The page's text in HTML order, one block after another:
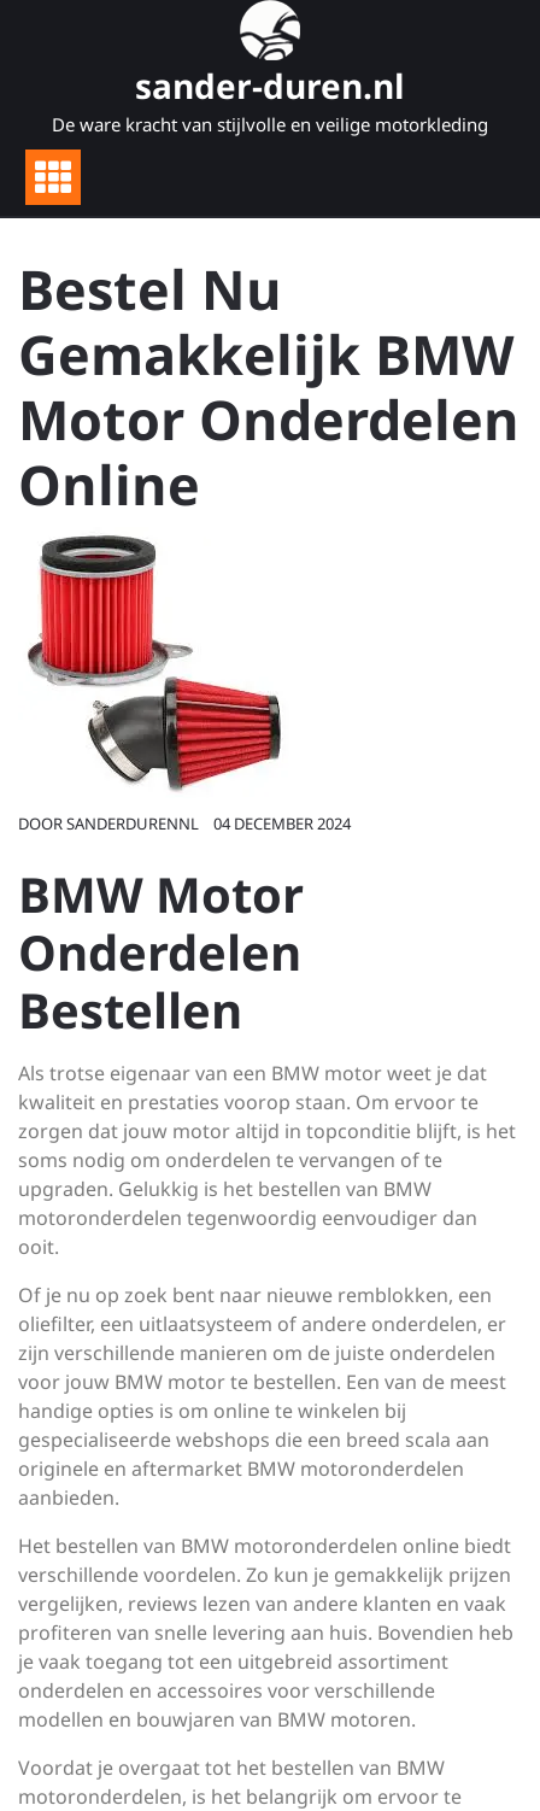
sander-duren.nl
De ware kracht van stijlvolle en veilige motorkleding
Bestel Nu
Gemakkelijk BMW
Motor Onderdelen
Online
DOORSANDERDURENNL 04 DECEMBER 2024
BMW Motor
Onderdelen
Bestellen
Als trotse eigenaar van een BMW motor weet je dat
kwaliteit en prestaties voorop staan. Om ervoor te
zorgen dat jouw motor altijd in topconditie blijft, is het
soms nodig om onderdelen te vervangen of te
upgraden. Gelukkig is het bestellen van BMW
motoronderdelen tegenwoordig eenvoudiger dan
ooit.
Of je nu op zoek bent naar nieuwe remblokken, een
oliefilter, een uitlaatsysteem of andere onderdelen, er
zijn verschillende manieren om de juiste onderdelen
voor jouw BMW motor te bestellen. Een van de meest
handige opties is om online te winkelen bij
gespecialiseerde webshops die een breed scala aan
originele en aftermarket BMW motoronderdelen
aanbieden.
Het bestellen van BMW motoronderdelen online biedt
verschillende voordelen. Zo kun je gemakkelijk prijzen
vergelijken, reviews lezen van andere klanten en vaak
profiteren van snelle levering aan huis. Bovendien heb
je vaak toegang tot een uitgebreid assortiment
onderdelen en accessoires voor verschillende
modellen en bouwjaren van BMW motoren.
Voordat je overgaat tot het bestellen van BMW
motoronderdelen, is het belangrijk om ervoor te